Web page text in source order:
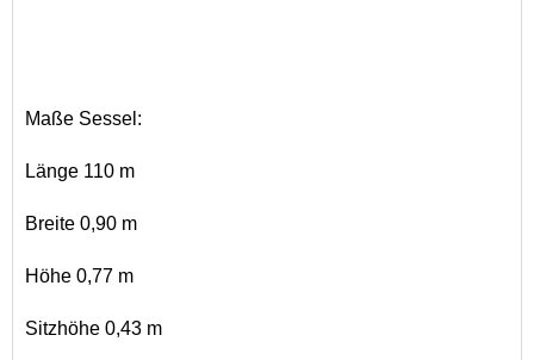
Maße Sessel:
Länge 110 m
Breite 0,90 m
Höhe 0,77 m
Sitzhöhe 0,43 m